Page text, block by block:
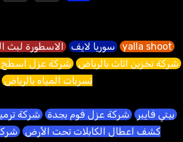
yalla shoot سوريا لايف الاسطورة لبث
شركة تخزين اثاث بالرياض شركة عزل اسطح
تسربات المياه بالرياض
بيتي فايبر شركة عزل فوم بجدة شركة
كشف اعطال الكابلات تحت الأرض